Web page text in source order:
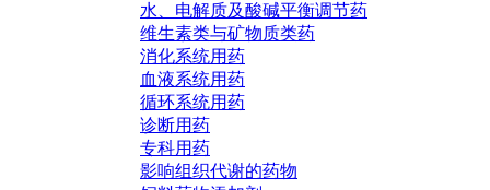
水、电解质及酸碱平衡调节药
维生素类与矿物质类药
消化系统用药
血液系统用药
循环系统用药
诊断用药
专科用药
影响组织代谢的药物